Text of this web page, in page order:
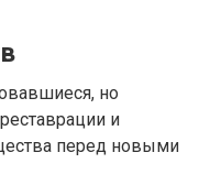
но
и
перед новыми